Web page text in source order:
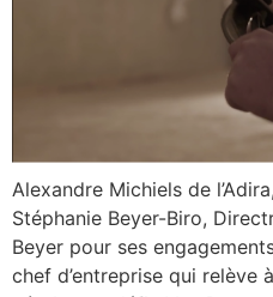
Alexandre Michiels de
Stéphanie Beyer-Biro,
Beyer pour ses
chef d’entreprise qui relève